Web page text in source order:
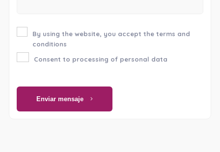
By using the website, you accept the terms and
conditions
Consent to processing of personal data
Enviar mensaje